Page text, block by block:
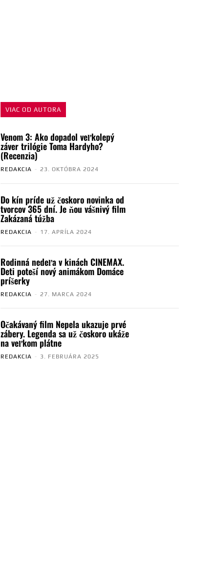
VIAC OD AUTORA
Venom 3: Ako dopadol veľkolepý
záver trilógie Toma Hardyho?
(Recenzia)
REDAKCIA - 23. OKTÓBRA 2024
Do kín príde už čoskoro novinka od
tvorcov 365 dní. Je ňou vášnivý film
Zakázaná túžba
REDAKCIA - 17. APRÍLA 2024
Rodinná nedeľa v kinách CINEMAX.
Deti poteší nový animákom Domáce
príšerky
REDAKCIA - 27. MARCA 2024
Očakávaný film Nepela ukazuje prvé
zábery. Legenda sa už čoskoro ukáže
na veľkom plátne
REDAKCIA - 3. FEBRUÁRA 2025